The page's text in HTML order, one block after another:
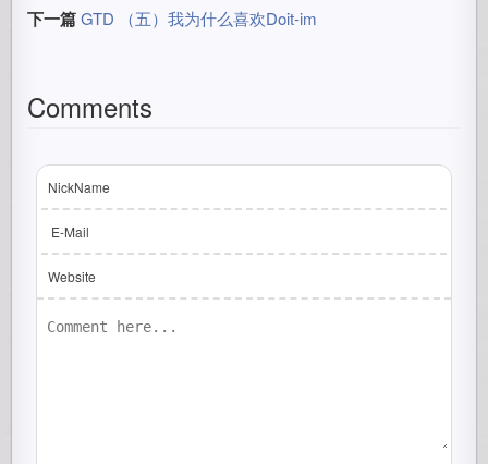
下一篇 GTD （五）我为什么喜欢Doit-im
Comments
NickName
E-Mail
Website